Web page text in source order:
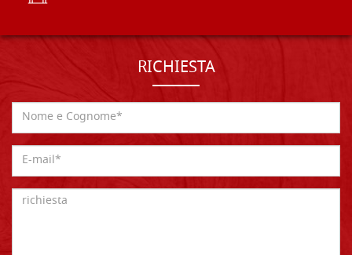
RICHIESTA